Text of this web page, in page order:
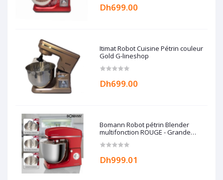
Dh699.00
Itimat Robot Cuisine Pétrin couleur
Gold G-lineshop
Dh699.00
Bomann Robot pétrin Blender
multifonction ROUGE - Grande
Dh999.01